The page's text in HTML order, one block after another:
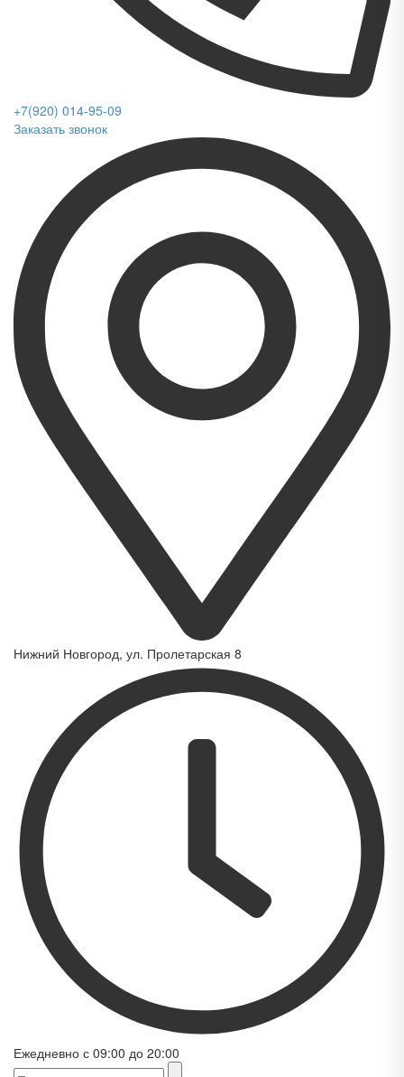
+7(920) 014-95-09
Заказать звонок
Нижний Новгород, ул. Пролетарская 8
Ежедневно с 09:00 до 20:00